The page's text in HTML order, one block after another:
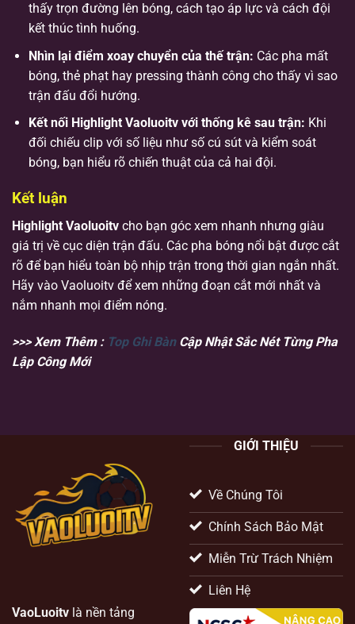
thấy trọn đường lên bóng, cách tạo áp lực và cách đội
kết thúc tình huống.
Nhìn lại điểm xoay chuyển của thế trận: Các pha mất
bóng, thẻ phạt hay pressing thành công cho thấy vì sao
trận đấu đổi hướng.
Kết nối Highlight Vaoluoitv với thống kê sau trận: Khi
đối chiếu clip với số liệu như số cú sút và kiểm soát
bóng, bạn hiểu rõ chiến thuật của cả hai đội.
Kết luận
Highlight Vaoluoitv cho bạn góc xem nhanh nhưng giàu
giá trị về cục diện trận đấu. Các pha bóng nổi bật được cắt
rõ để bạn hiểu toàn bộ nhịp trận trong thời gian ngắn nhất.
Hãy vào Vaoluoitv để xem những đoạn cắt mới nhất và
nắm nhanh mọi điểm nóng.
>>> Xem Thêm : Top Ghi BànCập Nhật Sắc Nét Từng Pha
Lập Công Mới
VaoLuoitv là nền tảng
GIỚI THIỆU
Về Chúng Tôi
Chính Sách Bảo Mật
Miễn Trừ Trách Nhiệm
Liên Hệ